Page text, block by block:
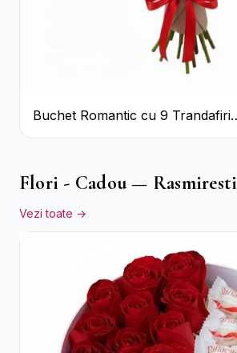
Buchet Romantic cu 9 Trandafiri
Roșii
Flori - Cadou — Rasmiresti
Vezi toate →